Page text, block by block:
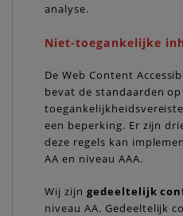
analyse.
Niet-toegankelijke
De Web Content
bevat de standaarden
een beperking. Er zijn
deze regels kan
AA en niveau AAA.
Wij zijn gedeeltelijk
niveau AA. Gedeeltelijk